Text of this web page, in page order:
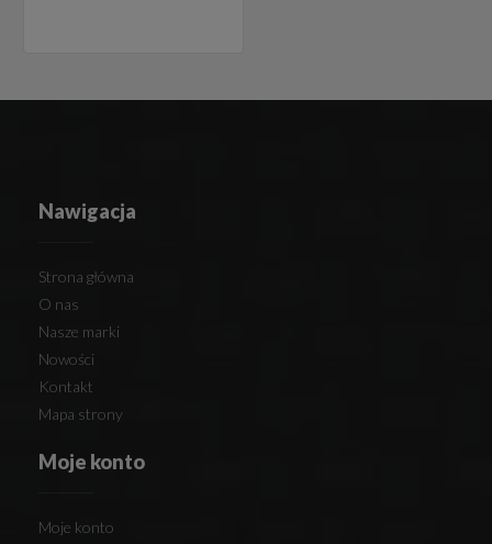
Nawigacja
Strona główna
O nas
Nasze marki
Nowości
Kontakt
Mapa strony
Moje konto
Moje konto